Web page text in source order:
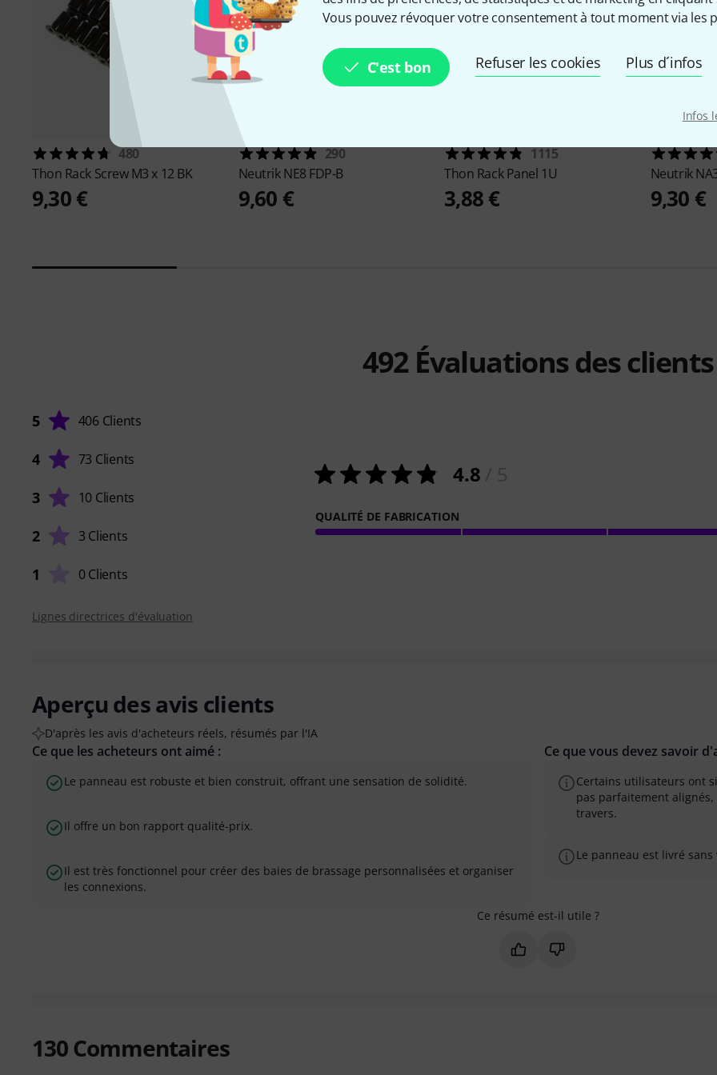
Vous pouvez révoquer votre consentement à tout moment via les
C'est bon Refuser les cookies Plus d´infos
Infos
480
Thon Rack Screw M3 x 12 BK
9,30 €
290
NeutrikNE8 FDP-B
9,60 €
1115
Thon Rack Panel 1U
3,88 €
Neutrik
9,30 €
492Évaluations des clients
5 406 Clients
4 73 Clients
3 10 Clients
2 3 Clients
1 0 Clients
4.8
QUALITÉ DE FABRICATION
Lignes directrices d'évaluation
Aperçu des avis clients
D'après les avis d'acheteurs réels, résumés par l'IA
Ce que les acheteurs ont aimé :
Le panneau est robuste et bien construit, offrant une sensation de solidité.
Il offre un bon rapport qualité-prix.
Il est très fonctionnel pour créer des baies de brassage personnalisées et organiser
les connexions.
Ce que vous devez savoir
Certains utilisateurs ont
pas parfaitement
travers.
Le panneau est livré
Ce résumé est-il utile ?
Marquer ce résumé comme utile
Marquer ce résumé
130 Commentaires